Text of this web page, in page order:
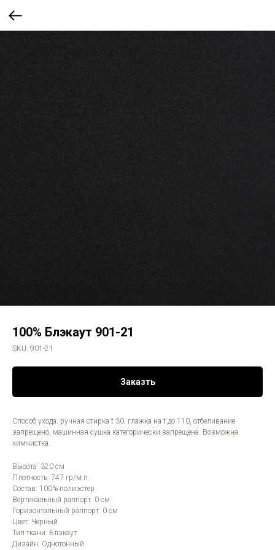
100% Блэкаут 901-21
SKU: 901-21
Заказть
Способ ухода: ручная стирка t 30, глажка на t до 110, отбеливание
запрещено, машинная сушка категорически запрещена. Возможна
химчистка.
Высота: 320 см
Плотность: 747 гр/м.п.
Состав: 100% полиэстер
Вертикальный раппорт: 0 см
Горизонтальный раппорт: 0 см
Цвет: Черный
Тип ткани: Блэкаут
Дизайн: Однотонный